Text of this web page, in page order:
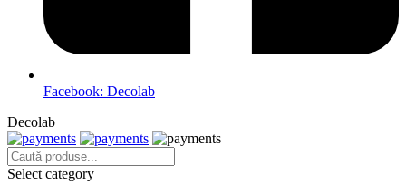
Facebook: Decolab
Decolab
Select category